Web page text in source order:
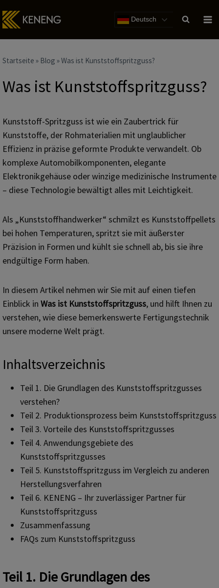
Inhalt
Deutsch
Startseite » Blog »Was ist Kunststoffspritzguss?
Was ist Kunststoffspritzguss?
Kunststoff-Spritzguss ist wie ein Zaubertrick für
Kunststoffe, der Rohmaterialien mit unglaublicher
Effizienz in präzise geformte Produkte verwandelt. Ob
komplexe Automobilkomponenten, elegante
Elektronikgehäuse oder winzige medizinische Instrumente
– diese Technologie bewältigt alles mit Leichtigkeit.
Als „Kunststoffhandwerker“ schmilzt es Kunststoffpellets
bei hohen Temperaturen, spritzt sie mit äußerster
Präzision in Formen und kühlt sie schnell ab, bis sie ihre
endgültige Form haben.
In diesem Artikel nehmen wir Sie mit auf einen tiefen
Einblick in Was ist Kunststoffspritzguss, und hilft Ihnen zu
verstehen, wie diese bemerkenswerte Fertigungstechnik
unsere moderne Welt prägt.
Inhaltsverzeichnis
Teil 1. Die Grundlagen des Kunststoffspritzgusses
verstehen?
Teil 2. Produktionsprozess beim Kunststoffspritzguss
Teil 3. Vorteile des Kunststoffspritzgusses
Teil 4. Anwendungsgebiete des
Kunststoffspritzgusses
Teil 5. Kunststoffspritzguss im Vergleich zu anderen
Herstellungsverfahren
Teil 6. KENENG – Ihr zuverlässiger Partner für
Kunststoffspritzguss
Zusammenfassung
FAQs zum Kunststoffspritzguss
Teil 1. Die Grundlagen des